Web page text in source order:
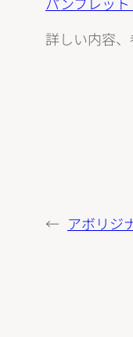
詳しい内容
← アボリジ